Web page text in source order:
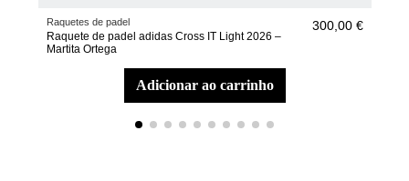
Raquetes de padel
Raquete de padel adidas Cross IT Light 2026 –
Martita Ortega
300,00 €
adicionar ao carrinho